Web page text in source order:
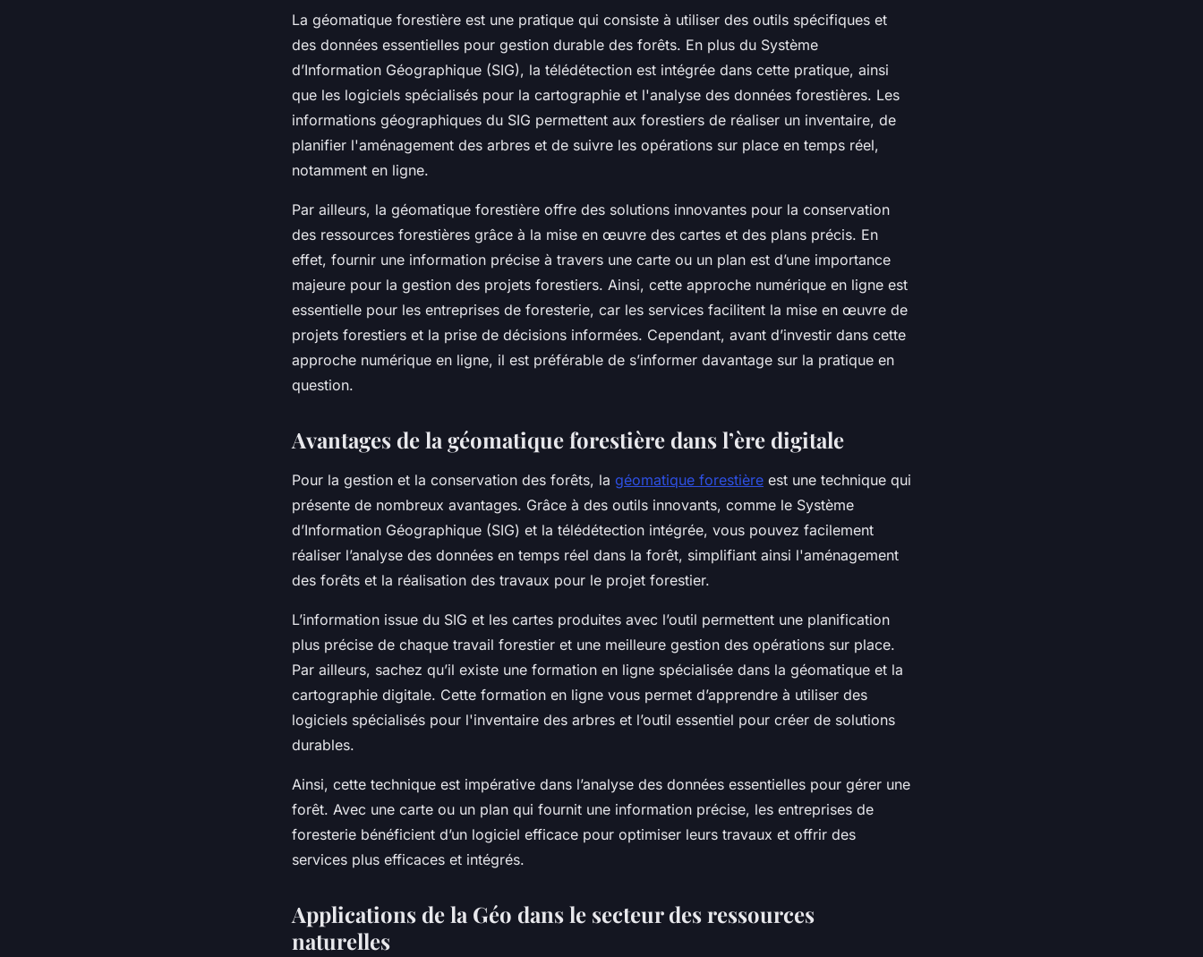
La géomatique forestière est une pratique qui consiste à utiliser des outils spécifiques et
des données essentielles pour gestion durable des forêts. En plus du Système
d’Information Géographique (SIG), la télédétection est intégrée dans cette pratique, ainsi
que les logiciels spécialisés pour la cartographie et l'analyse des données forestières. Les
informations géographiques du SIG permettent aux forestiers de réaliser un inventaire, de
planifier l'aménagement des arbres et de suivre les opérations sur place en temps réel,
notamment en ligne.
Par ailleurs, la géomatique forestière offre des solutions innovantes pour la conservation
des ressources forestières grâce à la mise en œuvre des cartes et des plans précis. En
effet, fournir une information précise à travers une carte ou un plan est d’une importance
majeure pour la gestion des projets forestiers. Ainsi, cette approche numérique en ligne est
essentielle pour les entreprises de foresterie, car les services facilitent la mise en œuvre de
projets forestiers et la prise de décisions informées. Cependant, avant d’investir dans cette
approche numérique en ligne, il est préférable de s’informer davantage sur la pratique en
question.
Avantages de la géomatique forestière dans l’ère digitale
Pour la gestion et la conservation des forêts, la géomatique forestière est une technique qui
présente de nombreux avantages. Grâce à des outils innovants, comme le Système
d’Information Géographique (SIG) et la télédétection intégrée, vous pouvez facilement
réaliser l’analyse des données en temps réel dans la forêt, simplifiant ainsi l'aménagement
des forêts et la réalisation des travaux pour le projet forestier.
L’information issue du SIG et les cartes produites avec l’outil permettent une planification
plus précise de chaque travail forestier et une meilleure gestion des opérations sur place.
Par ailleurs, sachez qu’il existe une formation en ligne spécialisée dans la géomatique et la
cartographie digitale. Cette formation en ligne vous permet d’apprendre à utiliser des
logiciels spécialisés pour l'inventaire des arbres et l’outil essentiel pour créer de solutions
durables.
Ainsi, cette technique est impérative dans l’analyse des données essentielles pour gérer une
forêt. Avec une carte ou un plan qui fournit une information précise, les entreprises de
foresterie bénéficient d’un logiciel efficace pour optimiser leurs travaux et offrir des
services plus efficaces et intégrés.
Applications de la Géo dans le secteur des ressources
naturelles